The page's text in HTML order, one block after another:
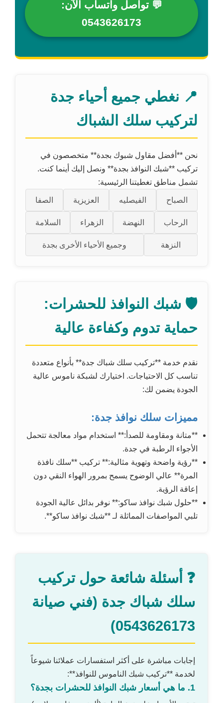
💬 تواصل واتساب الآن:
0543626173
📍 نغطي جميع أحياء جدة
لتركيب سلك الشباك
نحن **أفضل مقاول شبوك بجدة** متخصصون في
تركيب **شبك النوافذ بجدة** ونصل إليك أينما كنت.
تشمل مناطق تغطيتنا الرئيسية:
الصباح الفيصليه العزيزية الصفا
الرحاب النهضة الزهراء السلامة
النزهة وجميع الأحياء الأخرى بجدة
🛡️ شبك النوافذ للحشرات:
حماية تدوم وكفاءة عالية
نقدم خدمة **تركيب سلك شباك جدة** بأنواع متعددة
تناسب كل الاحتياجات. اختيارك لشبكة ناموس عالية
الجودة يضمن لك:
مميزات سلك نوافذ جدة:
**متانة ومقاومة للصدأ:** استخدام مواد معالجة تتحمل
الأجواء الرطبة في جدة.
**رؤية واضحة وتهوية مثالية:** تركيب **سلك نافذة
المرة** عالي الوضوح يسمح بمرور الهواء النقي دون
إعاقة الرؤية.
**حلول شبك نوافذ ساكو:** نوفر بدائل عالية الجودة
تلبي المواصفات المماثلة لـ **شبك نوافذ ساكو**.
❓ أسئلة شائعة حول تركيب
سلك شباك جدة (فني صيانة
0543626173)
إجابات مباشرة على أكثر استفسارات عملائنا شيوعاً
لخدمة **تركيب شبك الناموس للنوافذ**:
1. ما هي أسعار شبك النوافذ للحشرات بجدة؟